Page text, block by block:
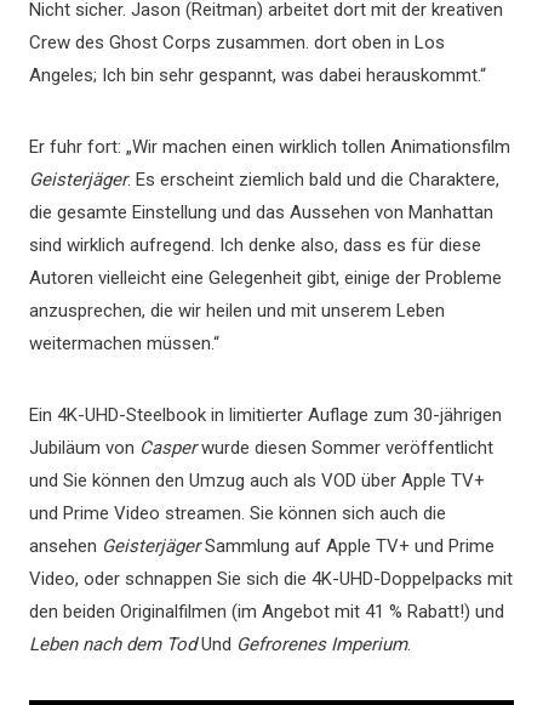
Nicht sicher. Jason (Reitman) arbeitet dort mit der kreativen
Crew des Ghost Corps zusammen. dort oben in Los
Angeles; Ich bin sehr gespannt, was dabei herauskommt.“
Er fuhr fort: „Wir machen einen wirklich tollen Animationsfilm
Geisterjäger. Es erscheint ziemlich bald und die Charaktere,
die gesamte Einstellung und das Aussehen von Manhattan
sind wirklich aufregend. Ich denke also, dass es für diese
Autoren vielleicht eine Gelegenheit gibt, einige der Probleme
anzusprechen, die wir heilen und mit unserem Leben
weitermachen müssen.“
Ein 4K-UHD-Steelbook in limitierter Auflage zum 30-jährigen
Jubiläum von Casperwurde diesen Sommer veröffentlicht
und Sie können den Umzug auch als VOD über Apple TV+
und Prime Video streamen. Sie können sich auch die
ansehen GeisterjägerSammlung auf Apple TV+ und Prime
Video, oder schnappen Sie sich die 4K-UHD-Doppelpacks mit
den beiden Originalfilmen (im Angebot mit 41 % Rabatt!) und
Leben nach dem TodUnd Gefrorenes Imperium.